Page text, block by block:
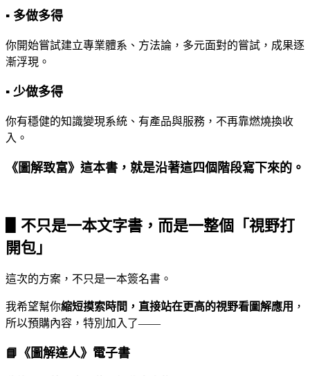
▪ 多做多得
你開始嘗試建立專業體系、方法論，多元面對的嘗試，成果逐
漸浮現。
▪ 少做多得
你有穩健的知識變現系統、有產品與服務，不再靠燃燒換收
入。
《圖解致富》這本書，就是沿著這四個階段寫下來的。
▋不只是一本文字書，而是一整個「視野打
開包」
這次的方案，不只是一本簽名書。
我希望幫你縮短摸索時間，直接站在更高的視野看圖解應用 ，
所以預購內容，特別加入了——
📘《圖解達人》電子書